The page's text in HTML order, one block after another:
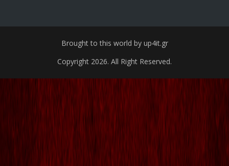
Brought to this world by up4it.gr
Copyright 2026. All Right Reserved.